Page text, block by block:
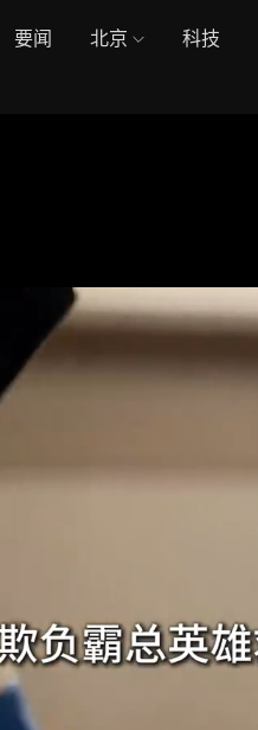
要闻 北京 科技